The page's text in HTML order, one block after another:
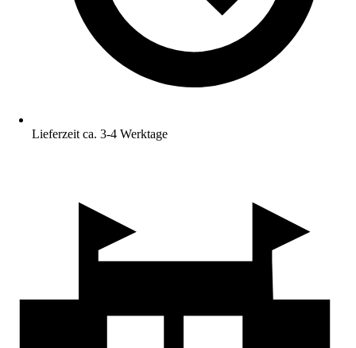
Lieferzeit ca. 3-4 Werktage